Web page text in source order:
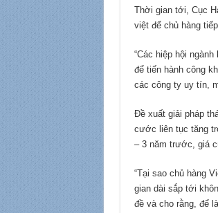
Thời gian tới, Cục
việt để chủ hàng
“Các hiệp hội
để tiến hành công
các công ty uy tín,
Đề xuất giải pháp
cước liên tục tăng
– 3 năm trước, giá
“Tại sao chủ hàng
gian dài sắp tới
đề và cho rằng, để